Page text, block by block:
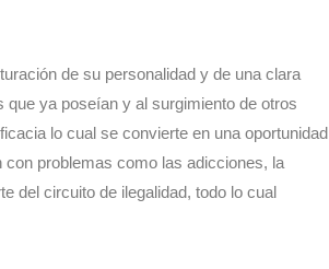
de su personalidad y de una clara
que ya poseían y al surgimiento de otros
lo cual se convierte en una oportunidad
problemas como las adicciones, la
del circuito de ilegalidad, todo lo cual